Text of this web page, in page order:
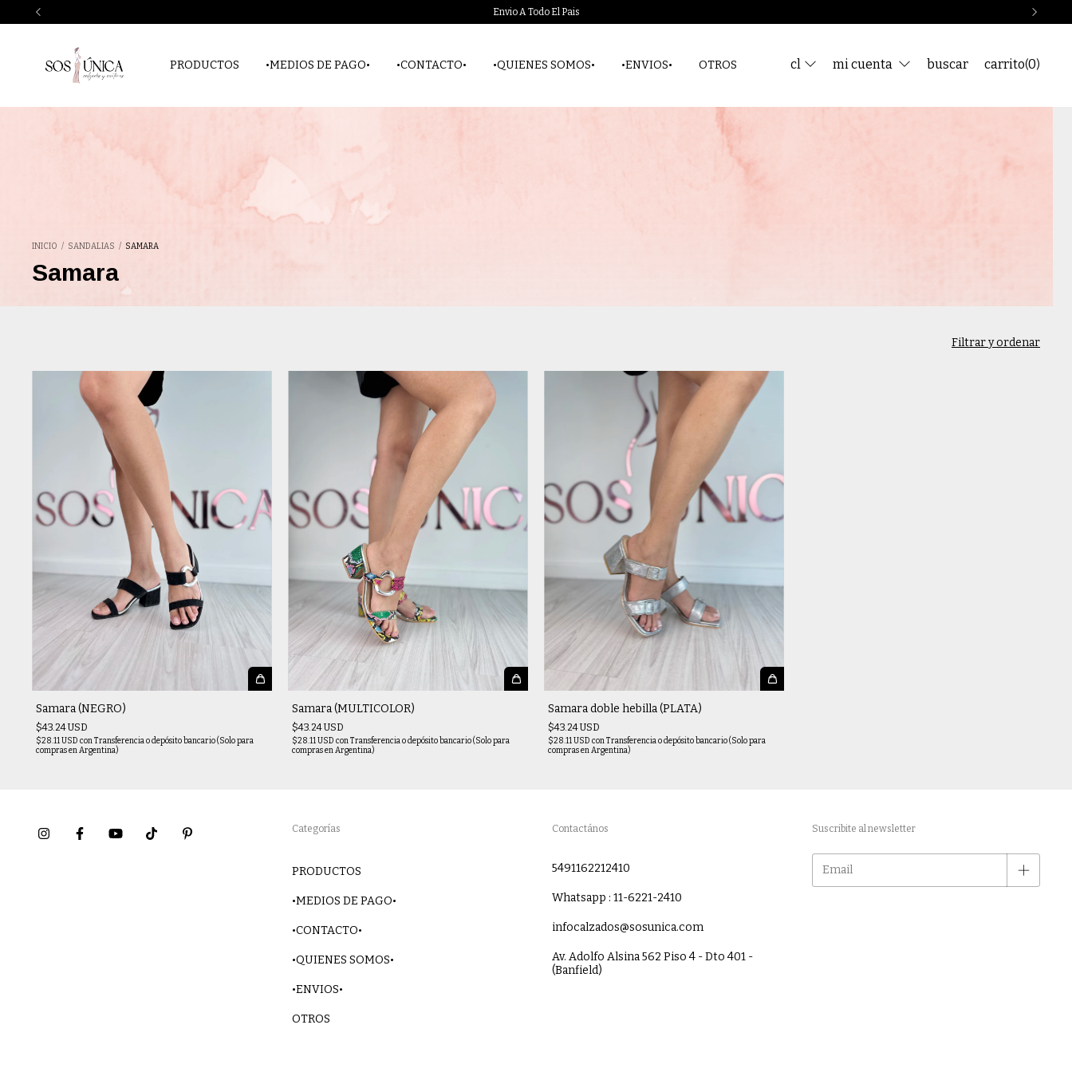
Envio A Todo El Pais
PRODUCTOS •MEDIOS DE PAGO• •CONTACTO• •QUIENES SOMOS• •ENVIOS• OTROS cl mi cuenta buscar carrito(0)
INICIO / SANDALIAS / SAMARA
Samara
Filtrar y ordenar
Samara (NEGRO)
$43.24 USD
$28.11 USD conTransferencia o depósito bancario (Solo para
compras en Argentina)
Samara (MULTICOLOR)
$43.24 USD
$28.11 USD conTransferencia o depósito bancario (Solo para
compras en Argentina)
Samara doble hebilla (PLATA)
$43.24 USD
$28.11 USD conTransferencia o depósito bancario (Solo para
compras en Argentina)
Categorías
PRODUCTOS
•MEDIOS DE PAGO•
•CONTACTO•
•QUIENES SOMOS•
•ENVIOS•
OTROS
Contactános
5491162212410
Whatsapp : 11-6221-2410
infocalzados@sosunica.com
Av. Adolfo Alsina 562 Piso 4 - Dto 401 -
(Banfield)
Suscribite al newsletter